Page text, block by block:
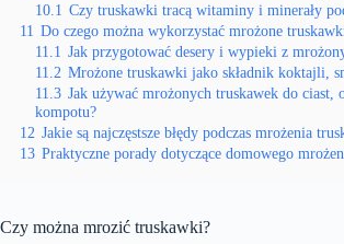
10.1 Czy truskawki tracą witaminy i minerały
11 Do czego można wykorzystać mrożone
11.1 Jak przygotować desery i wypieki z
11.2 Mrożone truskawki jako składnik koktajli,
11.3 Jak używać mrożonych truskawek do
kompotu?
12 Jakie są najczęstsze błędy podczas mrożenia
13 Praktyczne porady dotyczące domowego
Czy można mrozić truskawki?